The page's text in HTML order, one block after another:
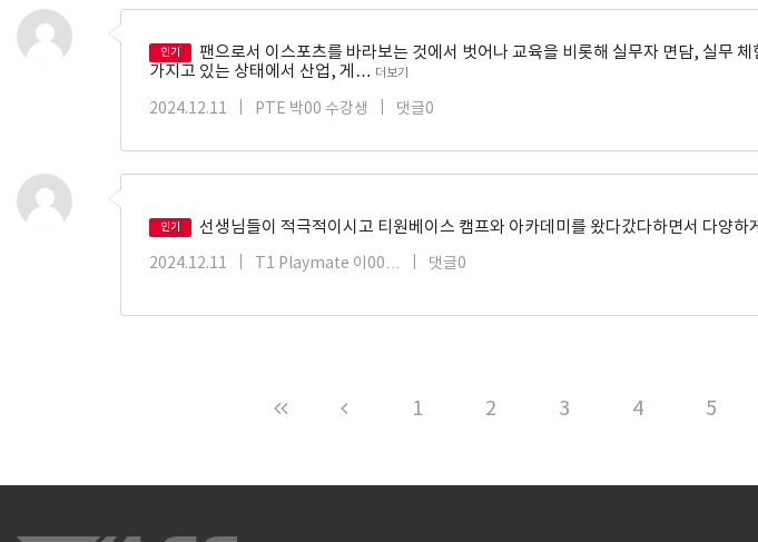
인기
팬으로서 이스포츠를 바라보는 것에서 벗어나 교육을 비롯해 실무자 면담, 실무
가지고 있는 상태에서 산업, 게… 더보기
2024.12.11 PTE 박00 수강생 댓글0
인기 선생님들이 적극적이시고 티원베이스 캠프와 아카데미를 왔다갔다하면서 다양하
2024.12.11 T1 Playmate 이00… 댓글0
1 2 3 4 5